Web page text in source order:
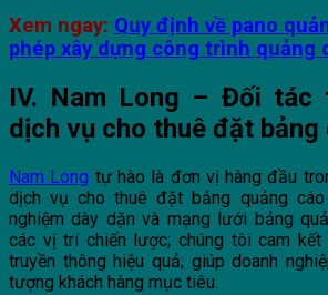
Xem ngay: Quy định về pano
phép xây dựng công trình quảng
IV. Nam Long – Đối tác
dịch vụ cho thuê đặt bảng
Nam Long tự hào là đơn vị hàng đầu
dịch vụ cho thuê đặt bảng quảng
nghiệm dày dặn và mạng lưới bảng
các vị trí chiến lược; chúng tôi cam kết
truyền thông hiệu quả; giúp doanh
tượng khách hàng mục tiêu.